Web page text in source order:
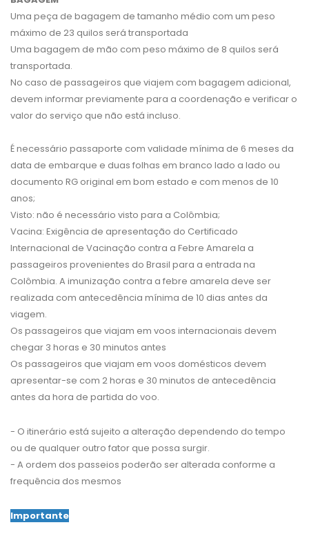
Uma peça de bagagem de tamanho médio com um peso
máximo de 23 quilos será transportada
Uma bagagem de mão com peso máximo de 8 quilos será
transportada.
No caso de passageiros que viajem com bagagem adicional,
devem informar previamente para a coordenação e verificar o
valor do serviço que não está incluso.
É necessário passaporte com validade mínima de 6 meses da
data de embarque e duas folhas em branco lado a lado ou
documento RG original em bom estado e com menos de 10
anos;
Visto: não é necessário visto para a Colômbia;
Vacina: Exigência de apresentação do Certificado
Internacional de Vacinação contra a Febre Amarela a
passageiros provenientes do Brasil para a entrada na
Colômbia. A imunização contra a febre amarela deve ser
realizada com antecedência mínima de 10 dias antes da
viagem.
Os passageiros que viajam em voos internacionais devem
chegar 3 horas e 30 minutos antes
Os passageiros que viajam em voos domésticos devem
apresentar-se com 2 horas e 30 minutos de antecedência
antes da hora de partida do voo.
- O itinerário está sujeito a alteração dependendo do tempo
ou de qualquer outro fator que possa surgir.
- A ordem dos passeios poderão ser alterada conforme a
frequência dos mesmos
Importante